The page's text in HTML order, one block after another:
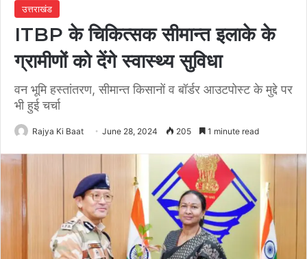
उत्तराखंड
ITBP के चिकित्सक सीमान्त इलाके के
ग्रामीणों को देंगे स्वास्थ्य सुविधा
वन भूमि हस्तांतरण, सीमान्त किसानों व बॉर्डर आउटपोस्ट के मुद्दे पर
भी हुई चर्चा
Rajya Ki Baat June 28, 2024 205 1 minute read